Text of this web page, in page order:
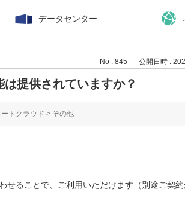
データセンター
No : 845 公開日時 :
提供されていますか？
トクラウド > その他
せることで、ご利用いただけます（別途ご契約